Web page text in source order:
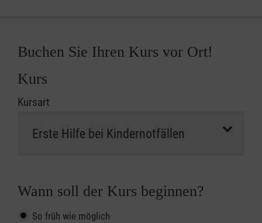
Buchen Sie Ihren Kurs vor Ort!
Kurs
Kursart
Wann soll der Kurs beginnen?
So früh wie möglich